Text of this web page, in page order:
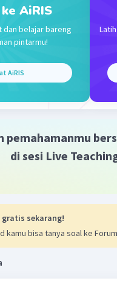
84
12:08
·0.0 Balas
Level 64
caranya 😞🫶🏻
AiRIS
dan belajar bareng
pintarmu!
AiRIS
pemahamanmu
di sesi Live
gratis sekarang!
kamu bisa tanya soal ke